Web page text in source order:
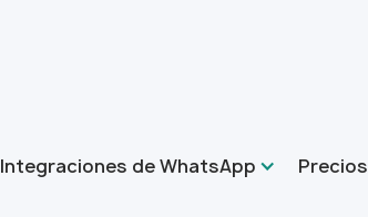
Integraciones de WhatsApp Precios